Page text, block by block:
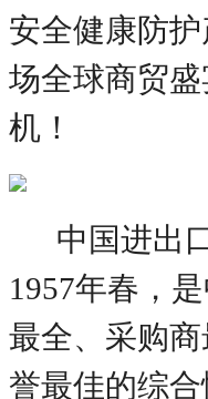
安全健康防
场全球商贸
机！
中国进出
1957年春，
最全、采购
誉最佳的综